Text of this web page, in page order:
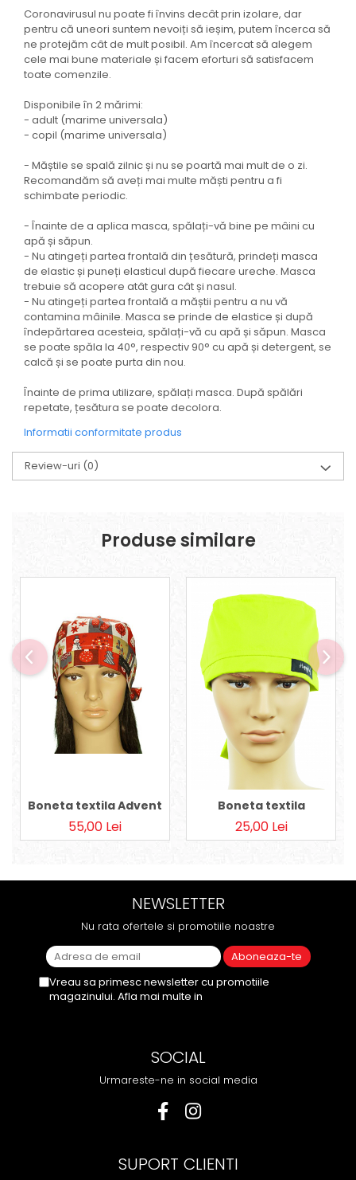
Coronavirusul nu poate fi învins decât prin izolare, dar
pentru că uneori suntem nevoiți să ieșim, putem încerca să
ne protejăm cât de mult posibil. Am încercat să alegem
cele mai bune materiale și facem eforturi să satisfacem
toate comenzile.
Disponibile în 2 mărimi:
- adult (marime universala)
- copil (marime universala)
- Măștile se spală zilnic și nu se poartă mai mult de o zi.
Recomandăm să aveți mai multe măști pentru a fi
schimbate periodic.
- Înainte de a aplica masca, spălați-vă bine pe mâini cu
apă și săpun.
- Nu atingeți partea frontală din țesătură, prindeți masca
de elastic și puneți elasticul după fiecare ureche. Masca
trebuie să acopere atât gura cât și nasul.
- Nu atingeți partea frontală a măștii pentru a nu vă
contamina mâinile. Masca se prinde de elastice și după
îndepărtarea acesteia, spălați-vă cu apă și săpun. Masca
se poate spăla la 40°, respectiv 90° cu apă și detergent, se
calcă și se poate purta din nou.
Înainte de prima utilizare, spălați masca. După spălări
repetate, țesătura se poate decolora.
Informatii conformitate produs
Review-uri (0)
Produse similare
Boneta textila Advent
55,00 Lei
Boneta textila
25,00 Lei
NEWSLETTER
Nu rata ofertele si promotiile noastre
Vreau sa primesc newsletter cu promotiile
magazinului. Afla mai multe in
SOCIAL
Urmareste-ne in social media
SUPORT CLIENTI